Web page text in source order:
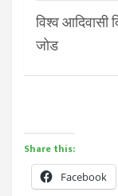
विश्व आदिवासी
जोड
Share this:
Facebook